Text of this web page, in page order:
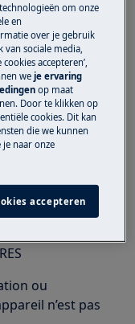
vous effectuez
réparation
ou
n’est pas
om onze
en
over je gebruik
sociale media,
accepteren’,
weje ervaring
op maat
Door te klikken op
cookies. Dit kan
die we kunnen
naar onze
accepteren